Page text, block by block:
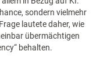
sondern vielmehr
lautete daher, wie
übermächtigen
behalten.